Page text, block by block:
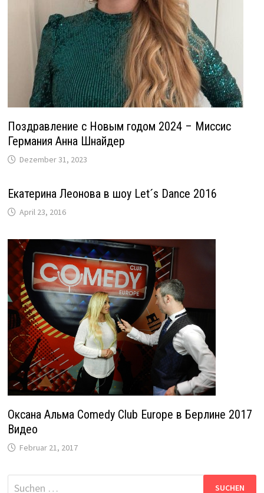
Поздравление с Новым годом 2024 – Миссис
Германия Анна Шнайдер
Dezember 31, 2023
Екатерина Леонова в шоу Let´s Dance 2016
April 23, 2016
Оксана Альма Comedy Club Europe в Берлине 2017
Видео
Februar 21, 2017
Suche